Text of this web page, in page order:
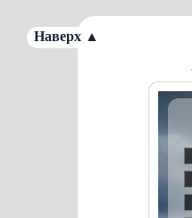
Наверх ▲